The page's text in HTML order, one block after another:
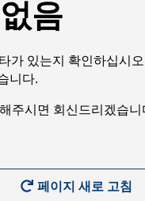
음
가 있는지 확인하십시
니다.
주시면 회신드리겠습
페이지 새로 고침